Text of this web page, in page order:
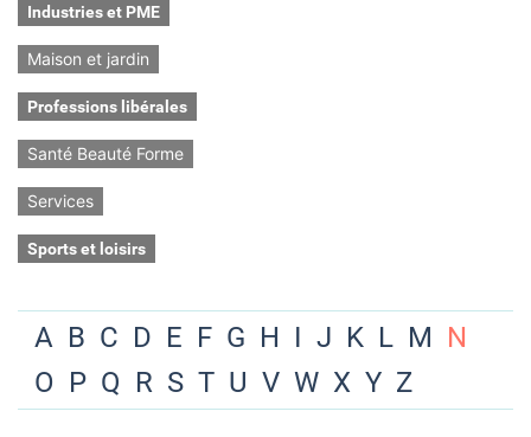
Industries et PME
Maison et jardin
Professions libérales
Santé Beauté Forme
Services
Sports et loisirs
A B C D E F G H I J K L M N
O P Q R S T U V W X Y Z